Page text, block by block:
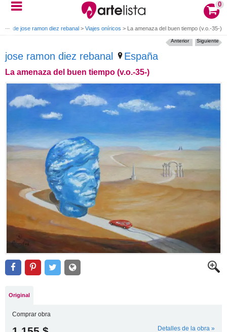
0
de jose ramon diez rebanal > Viajes oníricos > La amenaza del buen tiempo (v.o.-35-)
jose ramon diez rebanal España
La amenaza del buen tiempo (v.o.-35-)
Siguiente
Anterior
Original
Comprar obra
Detalles de la obra »